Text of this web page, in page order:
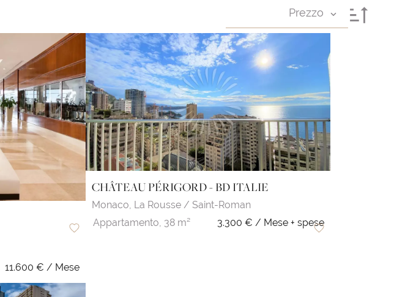
Prezzo
11.600 € / Mese
CHÂTEAU PÉRIGORD - BD ITALIE
Monaco, La Rousse / Saint-Roman
Appartamento, 38 m² 3.300 € / Mese + spese